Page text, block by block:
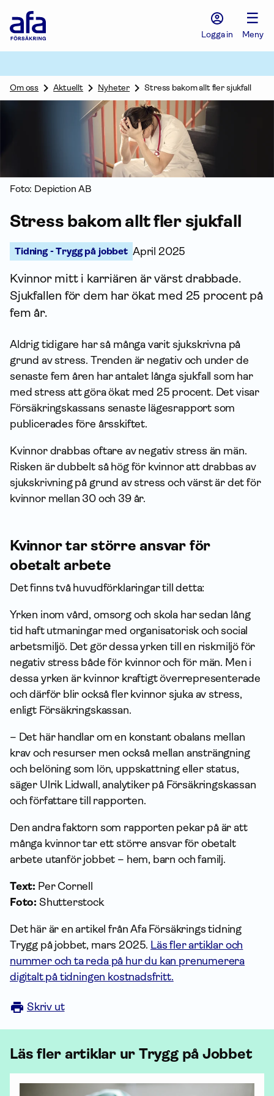
Försäkring
Logga in
☰
Meny
Om oss Aktuellt Nyheter Stress bakom allt fler sjukfall
Foto: Depiction AB
Stress bakom allt fler sjukfall
Tidning - Trygg på jobbet April 2025
Kvinnor mitt i karriären är värst drabbade.
Sjukfallen för dem har ökat med 25 procent på
fem år.
Aldrig tidigare har så många varit sjukskrivna på
grund av stress. Trenden är negativ och under de
senaste fem åren har antalet långa sjukfall som har
med stress att göra ökat med 25 procent. Det visar
Försäkrings­kassans senaste lägesrapport som
publicerades före årsskiftet.
Kvinnor drabbas oftare av negativ stress än män.
Risken är dubbelt så hög för kvinnor att drabbas av
sjukskrivning på grund av stress och värst är det för
kvinnor mellan 30 och 39 år.
Kvinnor tar större ansvar för
obetalt arbete
Det finns två huvudförklaringar till detta:
Yrken inom vård, omsorg och skola har sedan lång
tid haft utmaningar med organisatorisk och social
arbetsmiljö. Det gör dessa yrken till en riskmiljö för
negativ stress både för kvinnor och för män. Men i
dessa yrken är kvinnor kraftigt överrepresenterade
och därför blir också fler kvinnor sjuka av stress,
enligt Försäkrings­kassan.
– Det här handlar om en konstant obalans mellan
krav och resurser men också mellan ansträngning
och belöning som lön, uppskattning eller status,
säger Ulrik Lidwall, analytiker på Försäkrings­kassan
och författare till rapporten.
Den andra faktorn som rapporten pekar på är att
många kvinnor tar ett större ansvar för obetalt
arbete utanför jobbet – hem, barn och familj.
Text: Per Cornell
Foto: Shutterstock
Det här är en artikel från Afa Försäkrings tidning
Trygg på jobbet, mars 2025. Läs fler artiklar och
nummer och ta reda på hur du kan prenumerera
digitalt på tidningen kostnadsfritt.
Skriv ut
Läs fler artiklar ur Trygg på Jobbet